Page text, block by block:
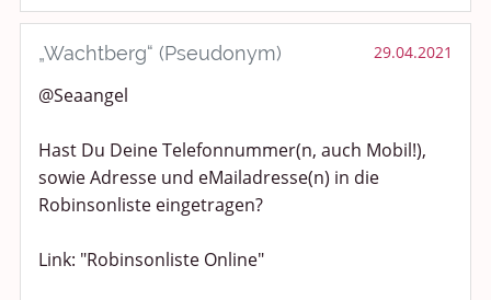
„Wachtberg“ (Pseudonym) 29.04.2021
@Seaangel
Hast Du Deine Telefonnummer(n, auch Mobil!),
sowie Adresse und eMailadresse(n) in die
Robinsonliste eingetragen?
Link: "Robinsonliste Online"